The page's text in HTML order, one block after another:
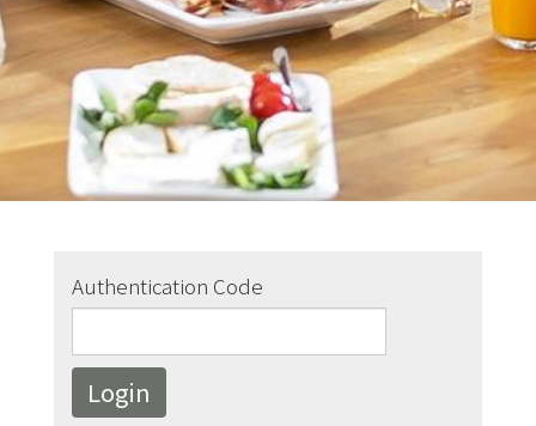
Authentication Code